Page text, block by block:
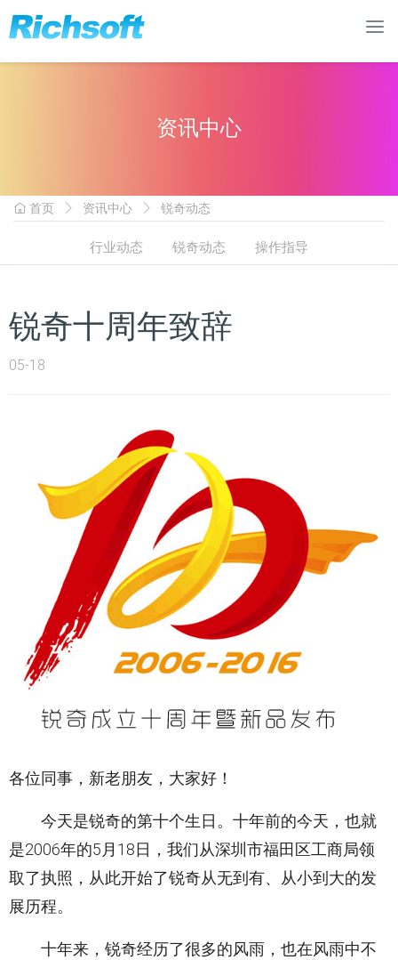
资讯中心
首页 资讯中心 锐奇动态
行业动态 锐奇动态 操作指导
锐奇十周年致辞
05-18
各位同事，新老朋友，大家好！
今天是锐奇的第十个生日。十年前的今天，也就
是2006年的5月18日，我们从深圳市福田区工商局领
取了执照，从此开始了锐奇从无到有、从小到大的发
展历程。
十年来，锐奇经历了很多的风雨，也在风雨中不